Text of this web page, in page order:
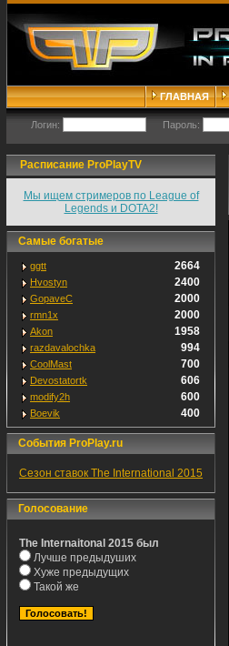
ГЛАВНАЯ
Логин: Пароль:
Расписание ProPlayTV
Мы ищем стримеров по League of
Legends и DOTA2!
Самые богатые
ggtt 2664
Hvostyn 2400
GopaveC 2000
rmn1x 2000
Akon 1958
razdavalochka 994
CoolMast 700
Devostatortk 606
modify2h 600
Boevik 400
События ProPlay.ru
Сезон ставок The International 2015
Голосование
The Internaitonal 2015 был
Лучше предыдуших
Хуже предыдущих
Такой же